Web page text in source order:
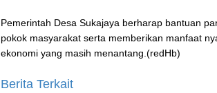
Pemerintah Desa Sukajaya berharap bantuan
pokok masyarakat serta memberikan manfaat
ekonomi yang masih menantang.(redHb)
Berita Terkait